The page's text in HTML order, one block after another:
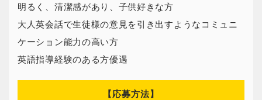
明るく、清潔感があり、子供好きな方
大人英会話で生徒様の意見を引き出すようなコミュニ
ケーション能力の高い方
英語指導経験のある方優遇
【応募方法】